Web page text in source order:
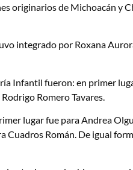
originarios de Michoacán y
integrado por Roxana
Infantil fueron: en primer
Romero Tavares.
lugar fue para Andrea
Cuadros Román. De igual